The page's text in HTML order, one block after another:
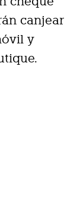
canjear
y